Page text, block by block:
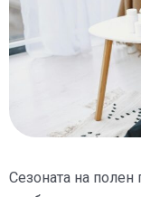
Сезоната на